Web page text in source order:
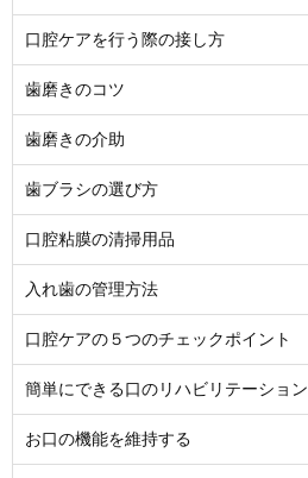
口腔ケアを行う際の接し方
歯磨きのコツ
歯磨きの介助
歯ブラシの選び方
口腔粘膜の清掃用品
入れ歯の管理方法
口腔ケアの５つのチェックポイント
簡単にできる口のリハビリテーション
お口の機能を維持する